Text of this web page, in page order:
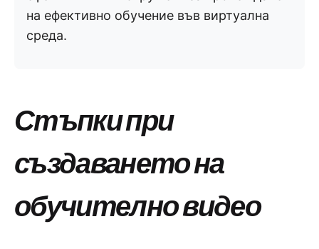
на ефективно обучение във виртуална
среда.
Стъпки при
създаването на
обучително видео